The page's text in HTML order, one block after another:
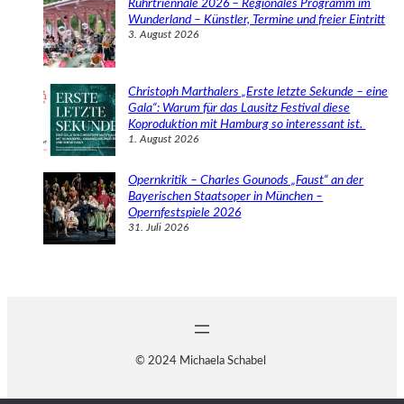
Ruhrtriennale 2026 – Regionales Programm im
Wunderland – Künstler, Termine und freier Eintritt
3. August 2026
Christoph Marthalers „Erste letzte Sekunde – eine
Gala“: Warum für das Lausitz Festival diese
Koproduktion mit Hamburg so interessant ist.
1. August 2026
Opernkritik – Charles Gounods „Faust“ an der
Bayerischen Staatsoper in München –
Opernfestspiele 2026
31. Juli 2026
© 2024 Michaela Schabel